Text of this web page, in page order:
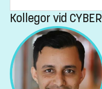
Kollegor vid CYBER